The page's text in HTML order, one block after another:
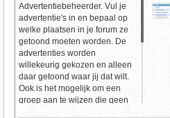
Advertentiebeheerder. Vul je
advertentie's in en bepaal op
welke plaatsen in je forum ze
getoond moeten worden. De
advertenties worden
willekeurig gekozen en alleen
daar getoond waar jij dat wilt.
Ook is het mogelijk om een
groep aan te wijzen die geen